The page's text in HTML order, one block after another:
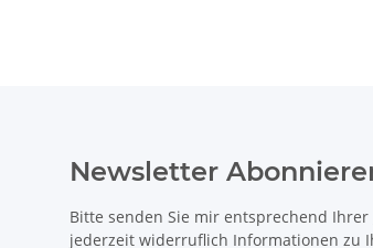
Newsletter
Bitte senden Sie mir entsprechend Ihrer
jederzeit widerruflich Informationen zu